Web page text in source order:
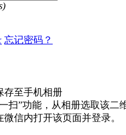
忘记密码？
存至手机相册
扫”功能，从相册选取该二
信内打开该页面并登录。